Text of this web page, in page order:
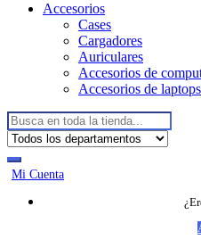
Accesorios
Cases
Cargadores
Auriculares
Accesorios de
Accesorios de laptops
Buscar:
Mi Cuenta